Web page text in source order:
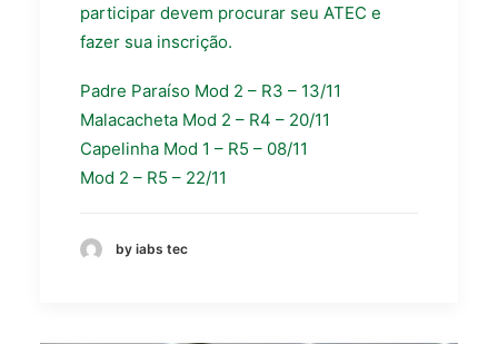
participar devem procurar seu ATEC e
fazer sua inscrição.
Padre Paraíso Mod 2 – R3 – 13/11
Malacacheta Mod 2 – R4 – 20/11
Capelinha Mod 1 – R5 – 08/11
Mod 2 – R5 – 22/11
by iabs tec